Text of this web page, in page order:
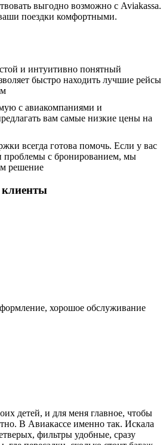
выгодно возможно с Aviakassa.
поездки комфортными.
и интуитивно понятный
быстро находить лучшие рейсы
с авиакомпаниями и
вам самые низкие цены на
всегда готова помочь. Если у вас
проблемы с бронированием, мы
решение
хорошое обслуживание
детей, и для меня главное, чтобы
В Авиакассе именно так. Искала
фильтры удобные, сразу